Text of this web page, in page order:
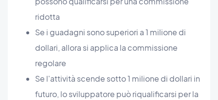
ridotta
Se i guadagni sono superiori a 1 milione di
dollari, allora si applica la commissione
regolare
Se l'attività scende sotto 1 milione di dollari in
futuro, lo sviluppatore può riqualificarsi per la